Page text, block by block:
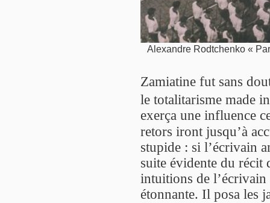
Alexandre Rodtchenko «
Zamiatine fut sans
le totalitarisme made
exerça une influence
retors iront jusqu’à
stupide : si l’écrivain
suite évidente du récit
intuitions de l’écrivain
étonnante. Il posa les